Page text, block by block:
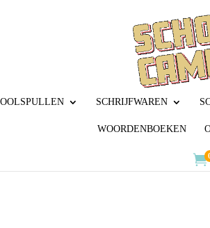
SCHRIJFWAREN
WOORDENBOEKEN
